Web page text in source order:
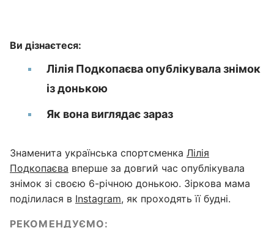
Ви дізнаєтеся:
Лілія Подкопаєва опублікувала знімок
із донькою
Як вона виглядає зараз
Знаменита українська спортсменка Лілія
Подкопаєва вперше за довгий час опублікувала
знімок зі своєю 6-річною донькою. Зіркова мама
поділилася в Instagram, як проходять її будні.
РЕКОМЕНДУЄМО: